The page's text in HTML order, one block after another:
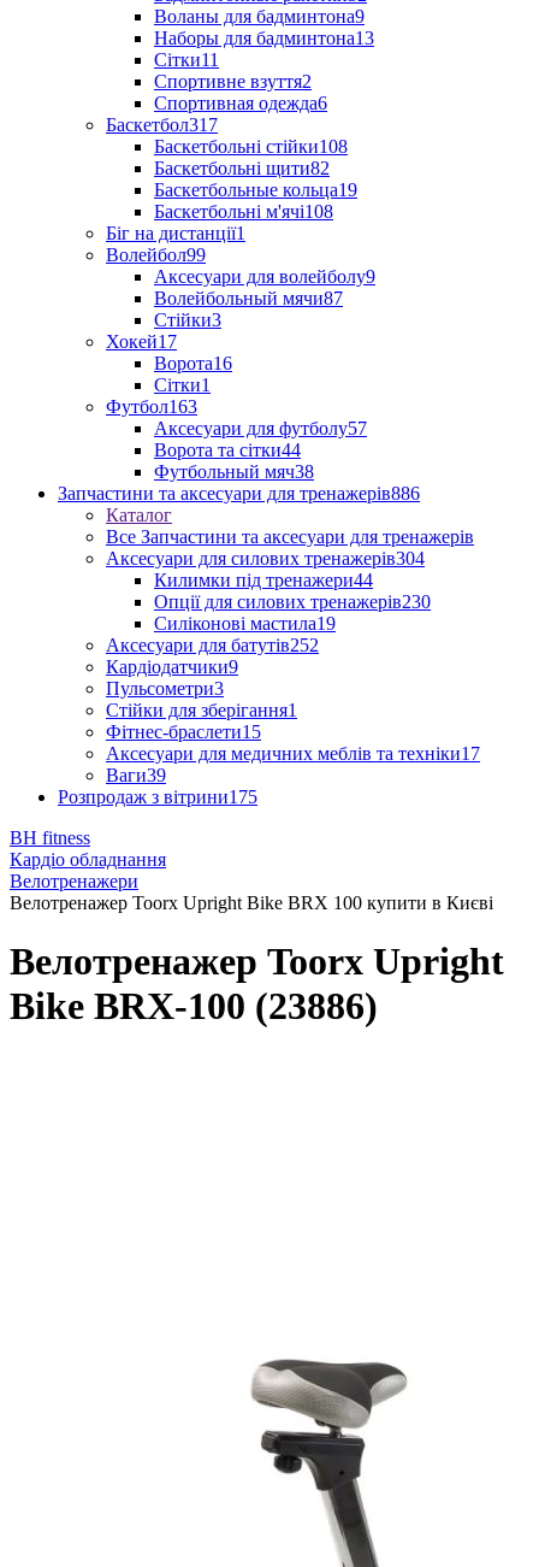
Воланы для бадминтона9
Наборы для бадминтона13
Сітки11
Спортивне взуття2
Спортивная одежда6
Баскетбол317
Баскетбольні стійки108
Баскетбольні щити82
Баскетбольные кольца19
Баскетбольні м'ячі108
Біг на дистанції1
Волейбол99
Аксесуари для волейболу9
Волейбольный мячи87
Стійки3
Хокей17
Ворота16
Сітки1
Футбол163
Аксесуари для футболу57
Ворота та сітки44
Футбольный мяч38
Запчастини та аксесуари для тренажерів886
Каталог
Все Запчастини та аксесуари для тренажерів
Аксесуари для силових тренажерів304
Килимки під тренажери44
Опції для силових тренажерів230
Силіконові мастила19
Аксесуари для батутів252
Кардіодатчики9
Пульсометри3
Стійки для зберігання1
Фітнес-браслети15
Аксесуари для медичних меблів та техніки17
Ваги39
Розпродаж з вітрини175
BH fitness
Кардіо обладнання
Велотренажери
Велотренажер Toorx Upright Bike BRX 100 купити в Києві
Велотренажер Toorx Upright
Bike BRX-100 (23886)